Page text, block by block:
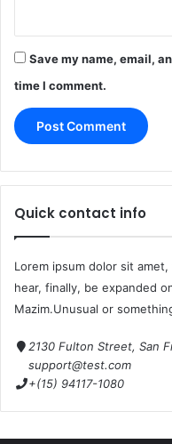
Save my name, email,
time I comment.
Quick contact info
Lorem ipsum dolor sit
hear, finally, be expanded
Mazim.Unusual or
2130 Fulton Street, San
support@test.com
+(15) 94117-1080